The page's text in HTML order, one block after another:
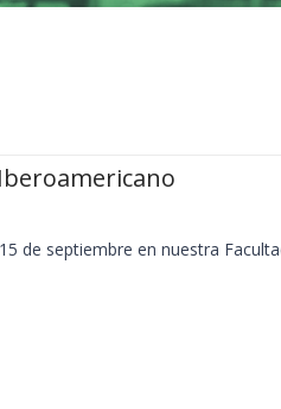
de septiembre en nuestra